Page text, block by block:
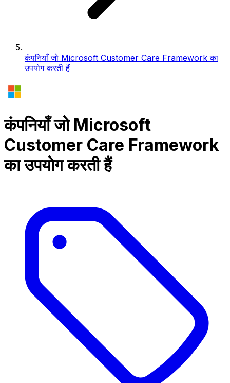
कंपनियाँ जो Microsoft Customer Care Framework का
उपयोग करती हैं
कंपनियाँ जो Microsoft
Customer Care Framework
का उपयोग करती हैं